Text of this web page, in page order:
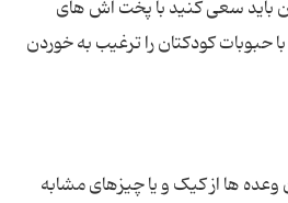
باید سعی کنید با پخت آش های
حبوبات کودکتان را ترغیب به خوردن
ها از کیک و یا چیزهای مشابه